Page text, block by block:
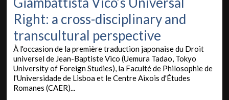
Right: a cross-disciplinary and
transcultural perspective
À l'occasion de la première traduction japonaise du Droit
universel de Jean-Baptiste Vico (Uemura Tadao, Tokyo
University of Foreign Studies), la Faculté de Philosophie de
l'Universidade de Lisboa et le Centre Aixois d'Études
Romanes (CAER)...